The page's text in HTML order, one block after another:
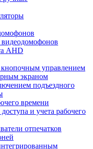
AHD
управлением
экраном
подъездного
времени
и учета рабочего
отпечатков